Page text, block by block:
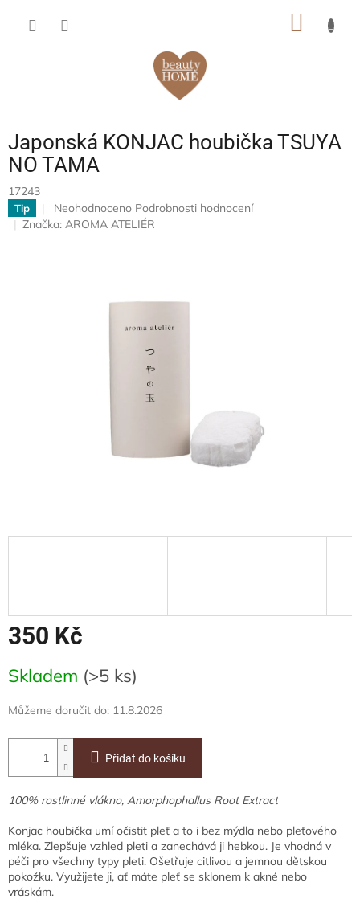
Japonská KONJAC houbička TSUYA
NO TAMA
17243
Tip
Průměrné
hodnocení
Neohodnoceno Podrobnosti hodnocení
Značka: AROMA ATELIÉR
350 Kč
cena:
Skladem (>5 ks)
Můžeme doručit do: 11.8.2026
Přidat do košíku
100% rostlinné vlákno, Amorphophallus Root Extract
Konjac houbička umí očistit pleť a to i bez mýdla nebo pleťového
mléka. Zlepšuje vzhled pleti a zanechává ji hebkou. Je vhodná v
péči pro všechny typy pleti. Ošetřuje citlivou a jemnou dětskou
pokožku. Využijete ji, ať máte pleť se sklonem k akné nebo
vráskám.